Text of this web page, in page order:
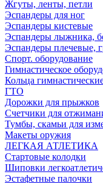
Жгуты, ленты, петли
Эспандеры для ног
Эспандеры кистевые
Эспандеры лыжника,
Эспандеры плечевые,
Спорт. оборудование
Гимнастическое
Кольца
ГТО
Дорожки для прыжков
Счетчики для
Тумбы, скамьи для
Макеты оружия
ЛЕГКАЯ АТЛЕТИКА
Стартовые колодки
Шиповки
Эстафетные палочки